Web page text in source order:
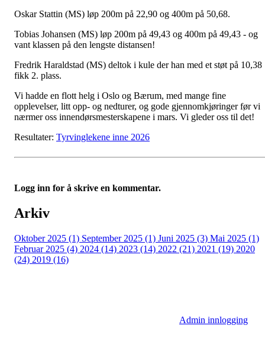
Oskar Stattin (MS) løp 200m på 22,90 og 400m på 50,68.
Tobias Johansen (MS) løp 200m på 49,43 og 400m på 49,43 - og
vant klassen på den lengste distansen!
Fredrik Haraldstad (MS) deltok i kule der han med et støt på 10,38
fikk 2. plass.
Vi hadde en flott helg i Oslo og Bærum, med mange fine
opplevelser, litt opp- og nedturer, og gode gjennomkjøringer før vi
nærmer oss innendørsmesterskapene i mars. Vi gleder oss til det!
Resultater: Tyrvinglekene inne 2026
Logg inn for å skrive en kommentar.
Arkiv
Oktober 2025 (1) September 2025 (1) Juni 2025 (3) Mai 2025 (1)
Februar 2025 (4) 2024 (14) 2023 (14) 2022 (21) 2021 (19) 2020
(24) 2019 (16)
Admin innlogging